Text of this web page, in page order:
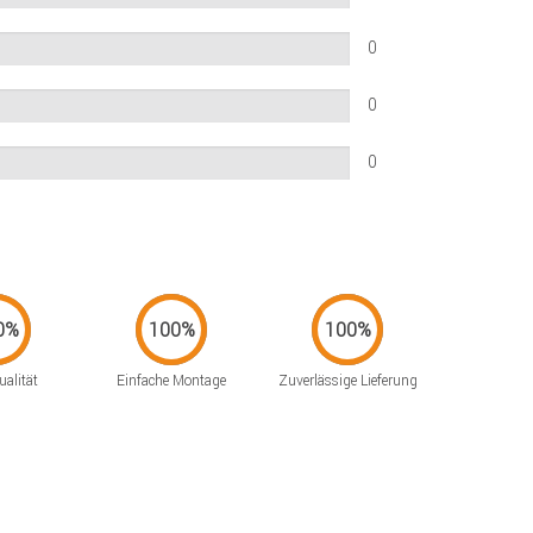
0
0
0
Einfache Montage Zuverlässige Lieferung